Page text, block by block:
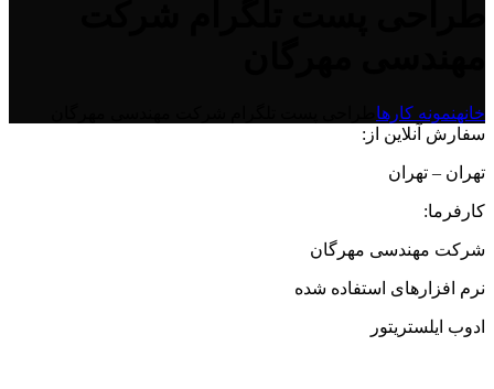
خانهنمونه کارها
سفارش آنلاین از:
تهران – تهران
کارفرما:
شرکت مهندسی مهرگان
نرم افزارهای استفاده شده
ادوب ایلستریتور